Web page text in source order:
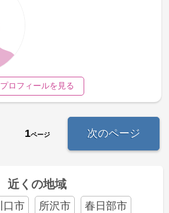
プロフィールを見る
1ページ 次のページ
近くの地域
口市 所沢市
春日部市